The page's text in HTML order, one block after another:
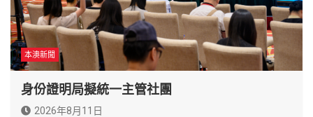
本澳新聞
身份證明局擬統一主管社團
2026年8月11日